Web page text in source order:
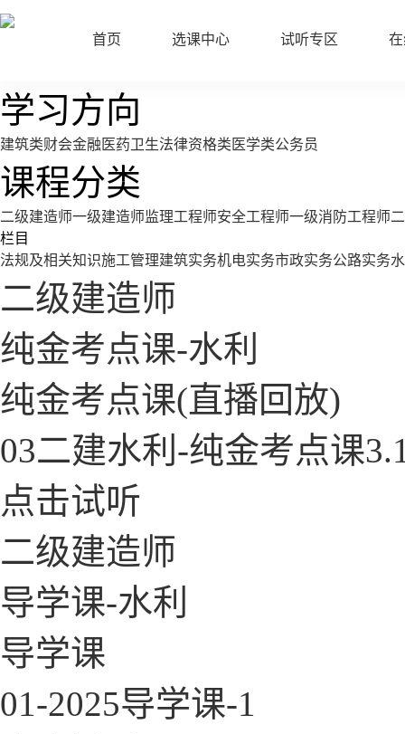
首页 选课中心 试听专区
学习方向
建筑类财会金融 医药卫生法律资格类 医学类公务员
课程分类
二级建造师一级建造师监理工程师安全工程师一级消防工程师
栏目
法规及相关知识施工管理建筑实务机电实务市政实务公路实务
二级建造师
纯金考点课-水利
纯金考点课(直播回放)
03二建水利-纯金考点课
点击试听
二级建造师
导学课-水利
导学课
01-2025导学课-1